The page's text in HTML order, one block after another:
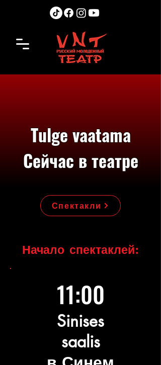
Tulge vaatama
Сейчас в театре
Спектакли
Начало спектаклей:
11:00
Sinises
saalis